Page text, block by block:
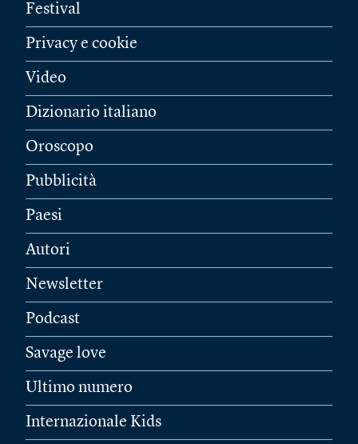
Festival
Privacy e cookie
Video
Dizionario italiano
Oroscopo
Pubblicità
Paesi
Autori
Newsletter
Podcast
Savage love
Ultimo numero
Internazionale Kids